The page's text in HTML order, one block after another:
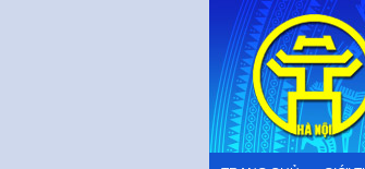
content